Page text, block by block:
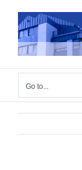
content
Go to...